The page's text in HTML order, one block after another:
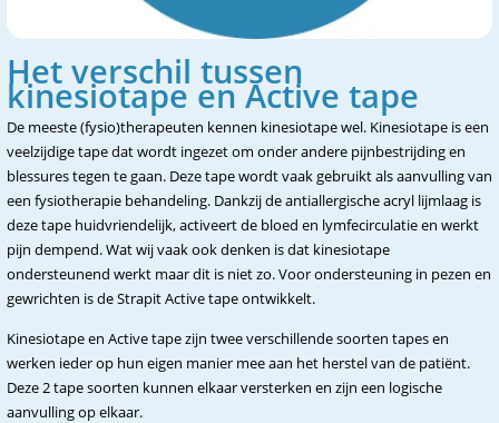
Het verschil tussen
kinesiotape en Active tape
De meeste (fysio)therapeuten kennen kinesiotape wel. Kinesiotape is een
veelzijdige tape dat wordt ingezet om onder andere pijnbestrijding en
blessures tegen te gaan. Deze tape wordt vaak gebruikt als aanvulling van
een fysiotherapie behandeling. Dankzij de antiallergische acryl lijmlaag is
deze tape huidvriendelijk, activeert de bloed en lymfecirculatie en werkt
pijn dempend. Wat wij vaak ook denken is dat kinesiotape
ondersteunend werkt maar dit is niet zo. Voor ondersteuning in pezen en
gewrichten is de Strapit Active tape ontwikkelt.
Kinesiotape en Active tape zijn twee verschillende soorten tapes en
werken ieder op hun eigen manier mee aan het herstel van de patiënt.
Deze 2 tape soorten kunnen elkaar versterken en zijn een logische
aanvulling op elkaar.